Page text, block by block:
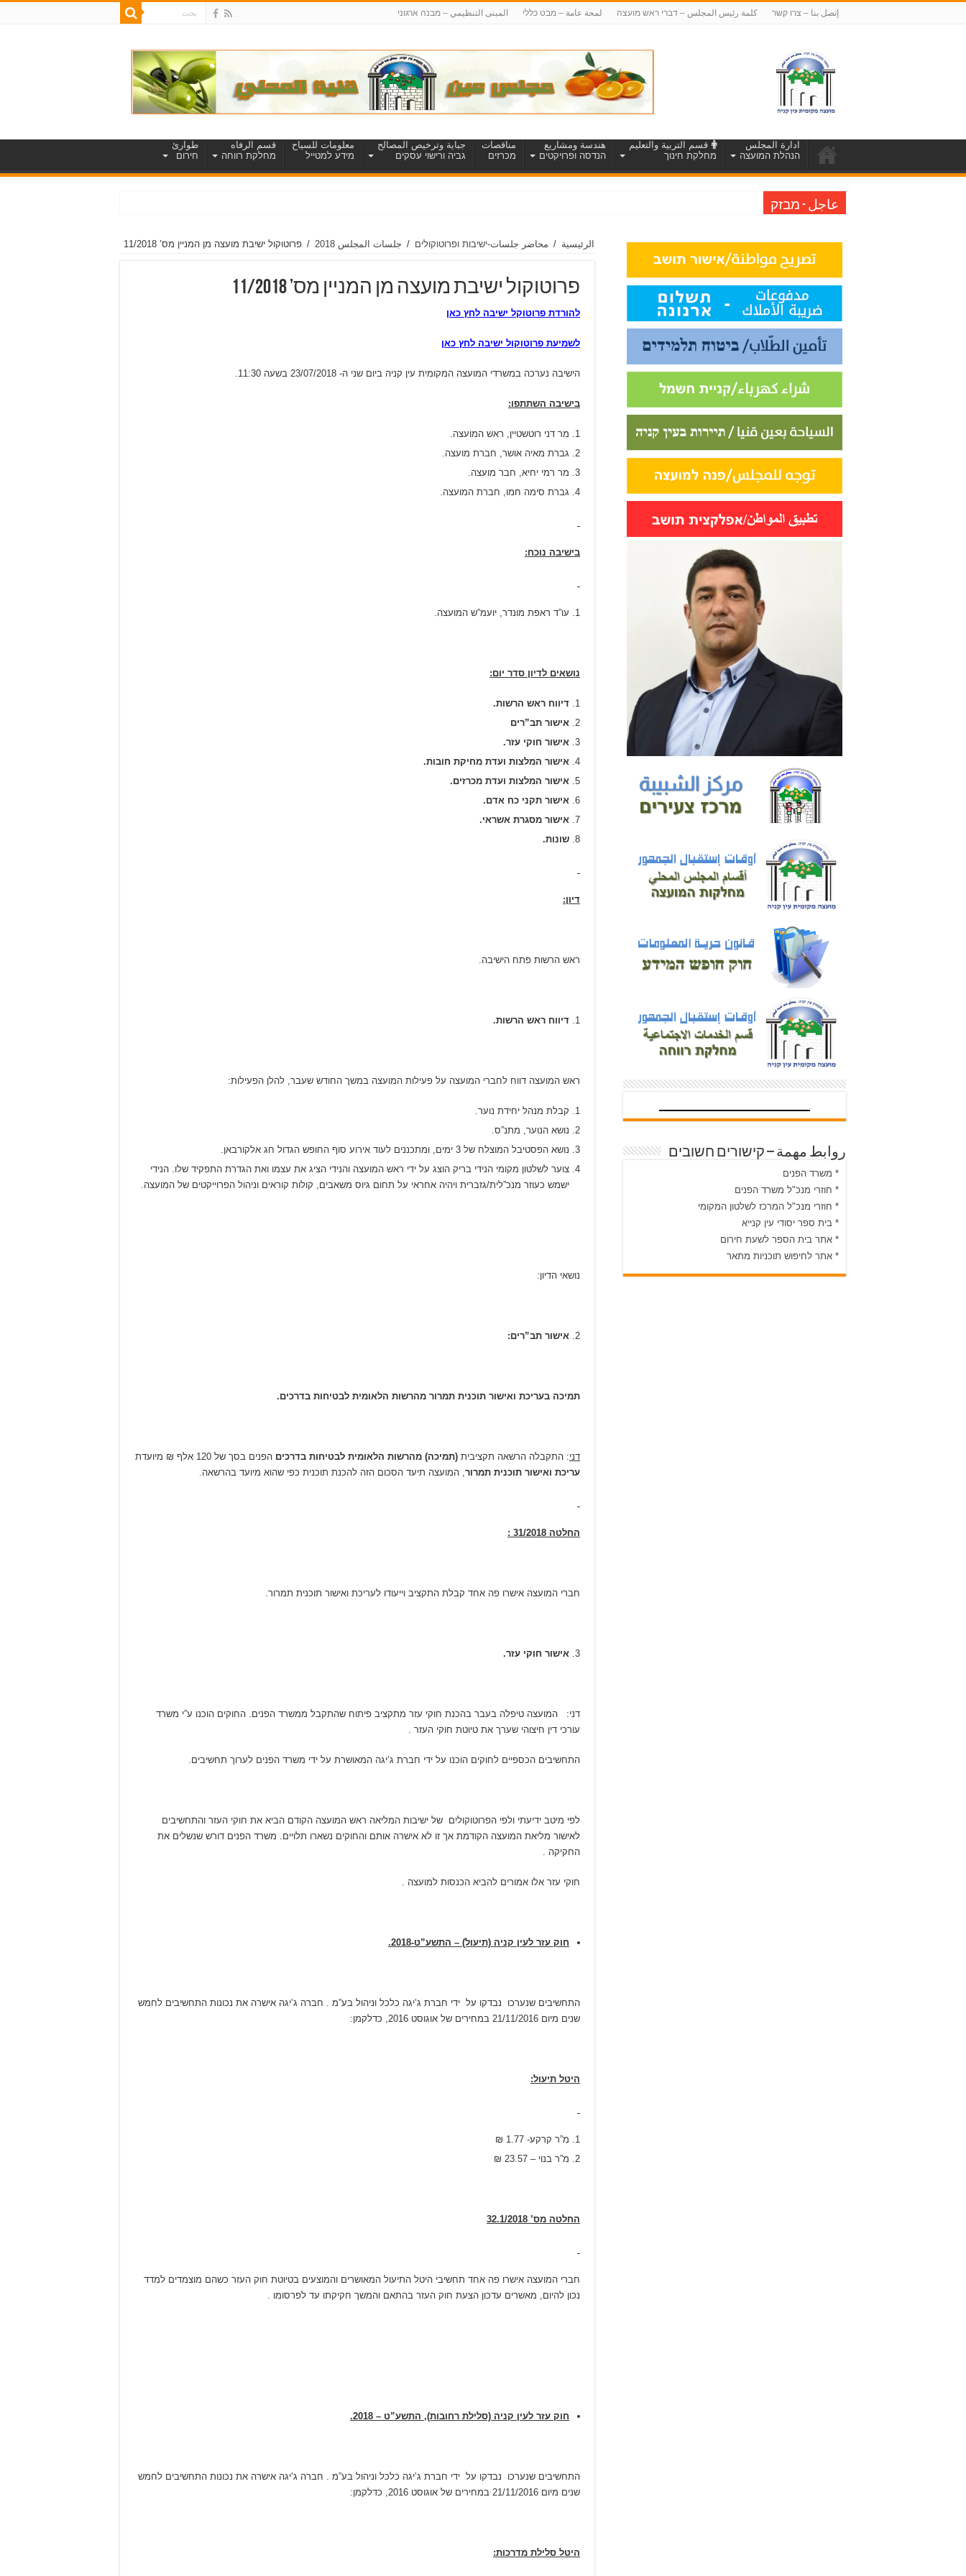
إتصل بنا – צרו קשר كلمة رئيس المجلس – דברי ראש מועצה لمحة عامة – מבט כללי المبنى التنظيمي – מבנה ארגוני
ادارة المجلس
הנהלת המועצה
قسم التربية والتعليم
מחלקת חינוך
هندسة ومشاريع
הנדסה ופרויקטים
مناقصات
מכרזים
جباية وترخيص المصالح
גביה ורישוי עסקים
معلومات للسياح
מידע למטייל
قسم الرفاه
מחלקת רווחה
طوارئ
חירום
عاجل - מבזק
الرئيسية / محاضر جلسات-ישיבות ופרוטוקולים / جلسات المجلس 2018 / פרוטוקול ישיבת מועצה מן המניין מס’ 11/2018
פרוטוקול ישיבת מועצה מן המניין מס’ 11/2018
להורדת פרוטוקל ישיבה לחץ כאן
לשמיעת פרוטוקול ישיבה לחץ כאן
הישיבה נערכה במשרדי המועצה המקומית עין קניה ביום שני ה- 23/07/2018 בשעה 11:30.
בישיבה השתתפו:
מר דני רוטשטיין, ראש המועצה.
גברת מאיה אושר, חברת מועצה.
מר רמי יחיא, חבר מועצה.
גברת סימה חמו, חברת המועצה.
בישיבה נוכח:
עו”ד ראפת מונדר, יועמ”ש המועצה.
נושאים לדיון סדר יום:
דיווח ראש הרשות.
אישור תב”רים
אישור חוקי עזר.
אישור המלצות ועדת מחיקת חובות.
אישור המלצות ועדת מכרזים.
אישור תקני כח אדם.
אישור מסגרת אשראי.
שונות.
דיון:
ראש הרשות פתח הישיבה.
דיווח ראש הרשות.
ראש המועצה דווח לחברי המועצה על פעילות המועצה במשך החודש שעבר, להלן הפעילות:
קבלת מנהל יחידת נוער.
נושא הנוער, מתנ”ס.
נושא הפסטיבל המוצלח של 3 ימים, ומתכננים לעוד אירוע סוף החופש הגדול חג אלקורבאן.
צוער לשלטון מקומי הנידי בריק הוצג על ידי ראש המועצה והנידי הציג את עצמו ואת הגדרת התפקיד שלו. הנידי
ישמש כעוזר מנכ”לית/גזברית ויהיה אחראי על תחום גיוס משאבים, קולות קוראים וניהול הפרוייקטים של המועצה.
נושאי הדיון:
אישור תב”רים:
תמיכה בעריכת ואישור תוכנית תמרור מהרשות הלאומית לבטיחות בדרכים.
דני: התקבלה הרשאה תקציבית (תמיכה) מהרשות הלאומית לבטיחות בדרכים הפנים בסך של 120 אלף ₪ מיועדת
עריכת ואישור תוכנית תמרור, המועצה תיעד הסכום הזה להכנת תוכנית כפי שהוא מיועד בהרשאה.
החלטה 31/2018 :
חברי המועצה אישרו פה אחד קבלת התקציב וייעודו לעריכת ואישור תוכנית תמרור.
אישור חוקי עזר.
דני: המועצה טיפלה בעבר בהכנת חוקי עזר מתקציב פיתוח שהתקבל ממשרד הפנים. החוקים הוכנו ע”י משרד
עורכי דין חיצוהי שערך את טיוטת חוקי העזר .
התחשיבים הכספיים לחוקים הוכנו על ידי חברת ג’יגה המאושרת על ידי משרד הפנים לערוך תחשיבים.
לפי מיטב ידיעתי ולפי הפרוטוקולים של ישיבות המליאה ראש המועצה הקודם הביא את חוקי העזר והתחשיבים
לאישור מליאת המועצה הקודמת אך זו לא אישרה אותם והחוקים נשארו תלויים. משרד הפנים דורש שנשלים את
החקיקה .
חוקי עזר אלו אמורים להביא הכנסות למועצה .
חוק עזר לעין קניה (תיעול) – התשע”ט-2018.
התחשיבים שנערכו נבדקו על ידי חברת ג’יגה כלכל וניהול בע”מ . חברה ג’יגה אישרה את נכונות התחשיבים לחמש
שנים מיום 21/11/2016 במחירים של אוגוסט 2016, כדלקמן:
היטל תיעול:
מ”ר קרקע- 1.77 ₪
מ”ר בנוי – 23.57 ₪
החלטה מס’ 32.1/2018
חברי המועצה אישרו פה אחד תחשיבי היטל התיעול המאושרים והמוצעים בטיוטת חוק העזר כשהם מוצמדים למדד
נכון להיום, מאשרים עדכון הצעת חוק העזר בהתאם והמשך חקיקתו עד לפרסומו .
חוק עזר לעין קניה (סלילת רחובות), התשע”ט – 2018.
התחשיבים שנערכו נבדקו על ידי חברת ג’יגה כלכל וניהול בע”מ . חברה ג’יגה אישרה את נכונות התחשיבים לחמש
שנים מיום 21/11/2016 במחירים של אוגוסט 2016, כדלקמן:
היטל סלילת מדרכות:
روابط مهمة – קישורים חשובים
* משרד הפנים
* חוזרי מנכ"ל משרד הפנים
* חוזרי מנכ"ל המרכז לשלטון המקומי
* בית ספר יסודי עין קנייא
* אתר בית הספר לשעת חירום
* אתר לחיפוש תוכניות מתאר